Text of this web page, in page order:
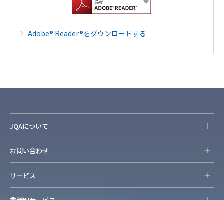
Adobe® Reader®をダウンロードする
JQAについて
お問い合わせ
サービス